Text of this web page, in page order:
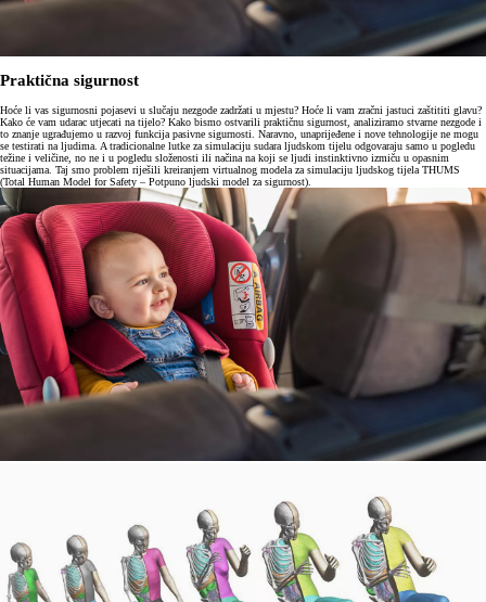
Praktična sigurnost
Hoće li vas sigurnosni pojasevi u slučaju nezgode zadržati u mjestu? Hoće li vam zračni jastuci zaštititi glavu?
Kako će vam udarac utjecati na tijelo? Kako bismo ostvarili praktičnu sigurnost, analiziramo stvarne nezgode i
to znanje ugrađujemo u razvoj funkcija pasivne sigurnosti. Naravno, unaprijeđene i nove tehnologije ne mogu
se testirati na ljudima. A tradicionalne lutke za simulaciju sudara ljudskom tijelu odgovaraju samo u pogledu
težine i veličine, no ne i u pogledu složenosti ili načina na koji se ljudi instinktivno izmiču u opasnim
situacijama. Taj smo problem riješili kreiranjem virtualnog modela za simulaciju ljudskog tijela THUMS
(Total Human Model for Safety – Potpuno ljudski model za sigurnost).